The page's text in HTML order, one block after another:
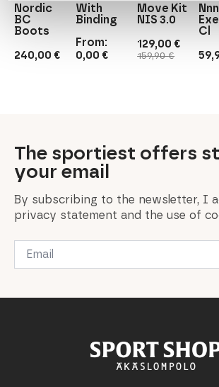
240,00 €
Nordic
BC
Boots
From:
0,00 €
With
Binding
159,90€
Original
price
129,00 €
Current
price
Move Kit
NIS 3.0
Nnn
Cl
The sportiest offers
your email
By subscribing to the newsletter, I
privacy statement and the use of
Email